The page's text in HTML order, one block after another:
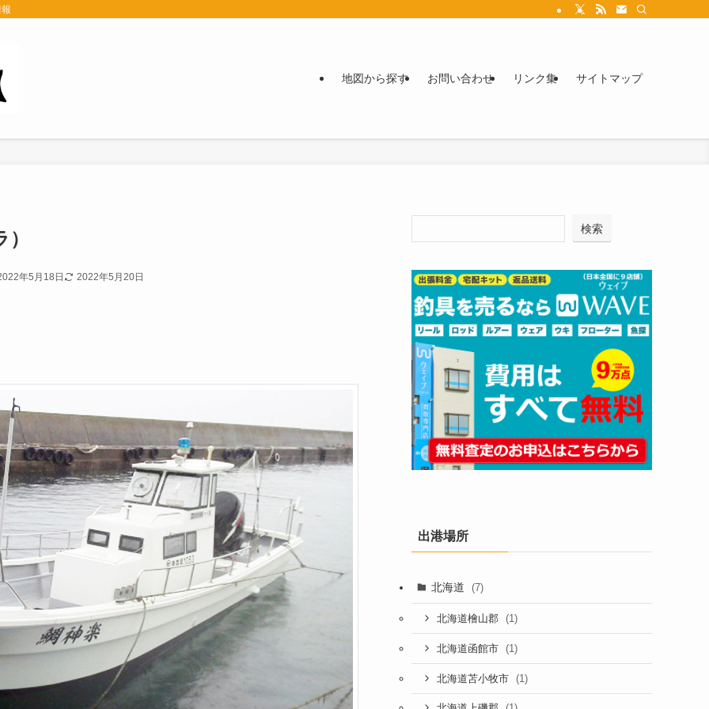
地図から探す お問い合わせ リンク集 サイトマップ
年5月18日 2022年5月20日
検索
出港場所
北海道 (7)
北海道檜山郡 (1)
北海道函館市 (1)
北海道苫小牧市 (1)